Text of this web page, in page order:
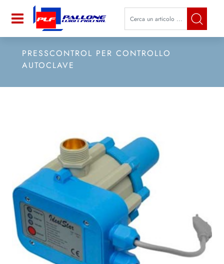
Open La modifica di un filtro
PRESSCONTROL PER CONTROLLO
AUTOCLAVE